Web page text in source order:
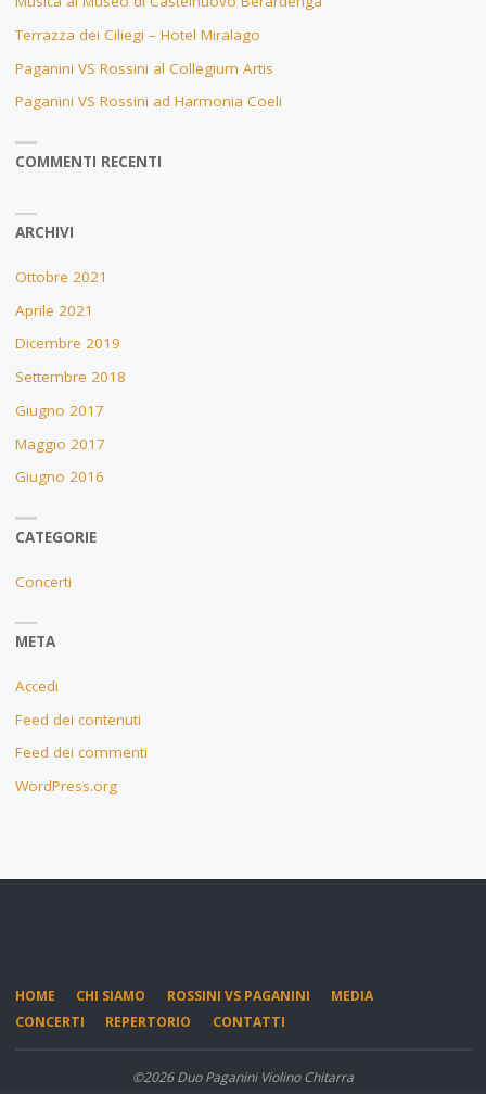
Terrazza dei Ciliegi – Hotel Miralago
Paganini VS Rossini al Collegium Artis
Paganini VS Rossini ad Harmonia Coeli
COMMENTI RECENTI
ARCHIVI
Ottobre 2021
Aprile 2021
Dicembre 2019
Settembre 2018
Giugno 2017
Maggio 2017
Giugno 2016
CATEGORIE
Concerti
META
Accedi
Feed dei contenuti
Feed dei commenti
WordPress.org
HOME CHI SIAMO ROSSINI VS PAGANINI
MEDIA
CONCERTI
REPERTORIO CONTATTI
©2026 Duo Paganini Violino Chitarra